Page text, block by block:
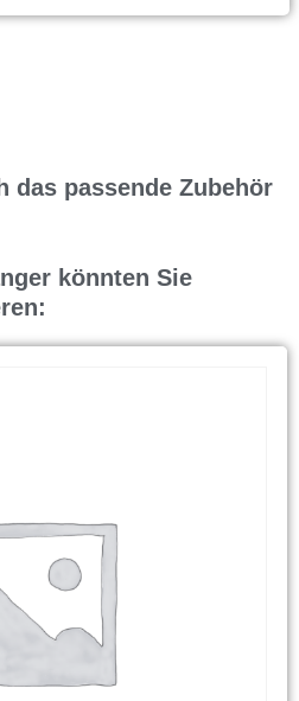
das passende Zubehör
könnten Sie